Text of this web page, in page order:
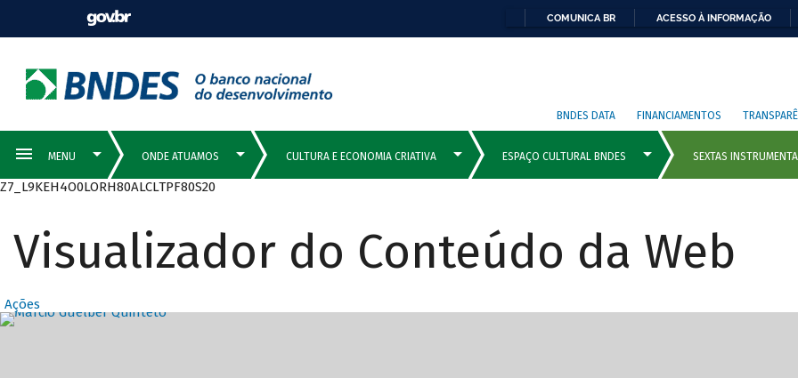
COMUNICA BR ACESSO À INFORMAÇÃO
BNDES DATA FINANCIAMENTOS
Z7_L9KEH4O0LORH80ALCLTPF80S20
Visualizador do Conteúdo da Web
Ações
Destaques Principais com